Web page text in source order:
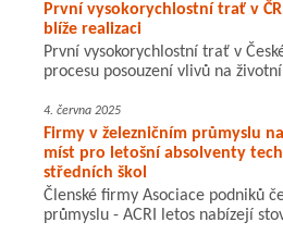
První vysokorychlostní trať v
blíže realizaci
První vysokorychlostní trať v
procesu posouzení vlivů na
4. června 2025
Firmy v železničním průmyslu
míst pro letošní absolventy
středních škol
Členské firmy Asociace podniků
průmyslu - ACRI letos nabízejí